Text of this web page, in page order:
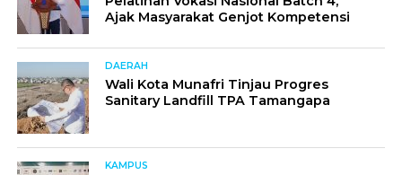
Ajak Masyarakat Genjot Kompetensi
DAERAH
Wali Kota Munafri Tinjau Progres
Sanitary Landfill TPA Tamangapa
KAMPUS